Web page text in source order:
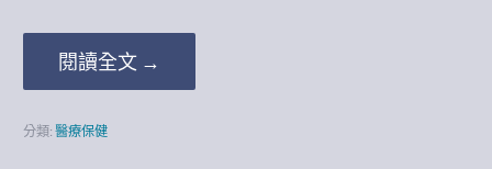
閱讀全文 →
分類: 醫療保健